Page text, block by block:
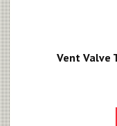
Vent Valve